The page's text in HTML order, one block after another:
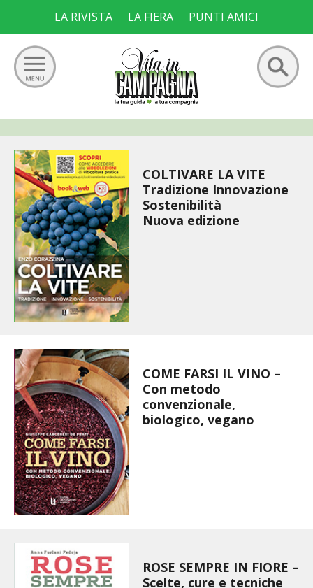
content
LA RIVISTA LA FIERA PUNTI AMICI
GIARDINO
ORTO
FRUTTETO
VIGNETO
ALLEVAMENTI
BIODIVERSITÀ
CUCINA
PRODOTTI
FARFALLE DELLA CAMPAGNA
PICCOLO POLLAIO
STORIE DEI LETTORI
CONSERVE DELL’ORTO
COLTIVARE LA VITE
Tradizione Innovazione
Sostenibilità
Nuova edizione
COME FARSI IL VINO –
Con metodo
convenzionale,
biologico, vegano
ROSE SEMPRE IN FIORE –
Scelte, cure e tecniche